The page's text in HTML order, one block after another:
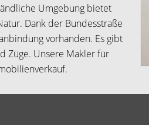
Umgebung bietet
Dank der Bundesstraße
vorhanden. Es gibt
Züge. Unsere Makler für